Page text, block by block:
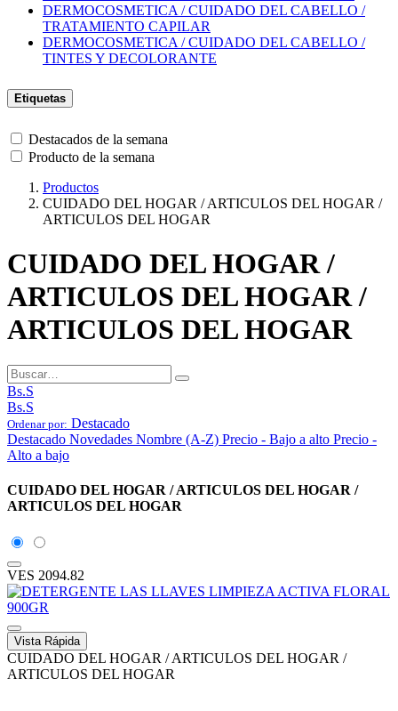
DERMOCOSMETICA / CUIDADO DEL CABELLO /
TRATAMIENTO CAPILAR
DERMOCOSMETICA / CUIDADO DEL CABELLO /
TINTES Y DECOLORANTE
Etiquetas
Destacados de la semana
Producto de la semana
Productos
CUIDADO DEL HOGAR / ARTICULOS DEL HOGAR /
ARTICULOS DEL HOGAR
CUIDADO DEL HOGAR /
ARTICULOS DEL HOGAR /
ARTICULOS DEL HOGAR
Bs.S
Bs.S
Ordenar por: Destacado
Destacado Novedades Nombre (A-Z) Precio - Bajo a alto Precio -
Alto a bajo
CUIDADO DEL HOGAR / ARTICULOS DEL HOGAR /
ARTICULOS DEL HOGAR
VES 2094.82
Vista Rápida
CUIDADO DEL HOGAR / ARTICULOS DEL HOGAR /
ARTICULOS DEL HOGAR